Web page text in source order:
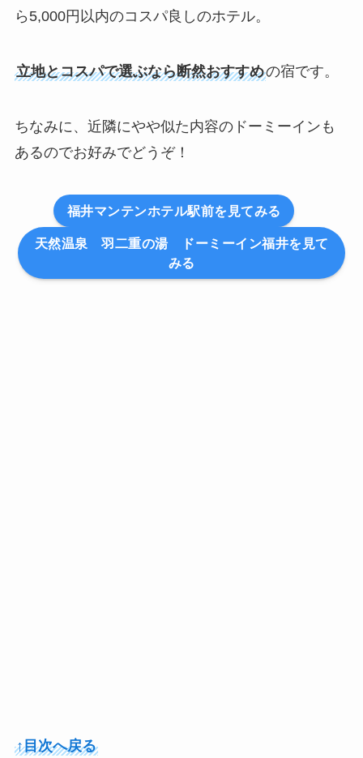
ら5,000円以内のコスパ良しのホテル。
立地とコスパで選ぶなら断然おすすめの宿です。
ちなみに、近隣にやや似た内容のドーミーインも
あるのでお好みでどうぞ！
福井マンテンホテル駅前を見てみる
天然温泉 羽二重の湯 ドーミーイン福井を見て
みる
↑目次へ戻る